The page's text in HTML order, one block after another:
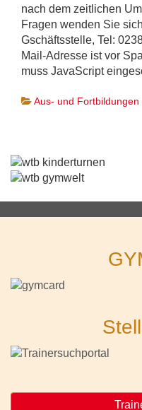
nach dem zeitlichen
Fragen wenden Sie
Gschäftsstelle, Tel:
Mail-Adresse ist vor
muss JavaScript
Aus- und Fortbildungen